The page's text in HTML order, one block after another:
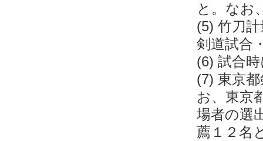
と。なお
(5) 竹刀
剣道試合
(6) 試合
(7) 東京
お、東京
場者の選
薦１２名